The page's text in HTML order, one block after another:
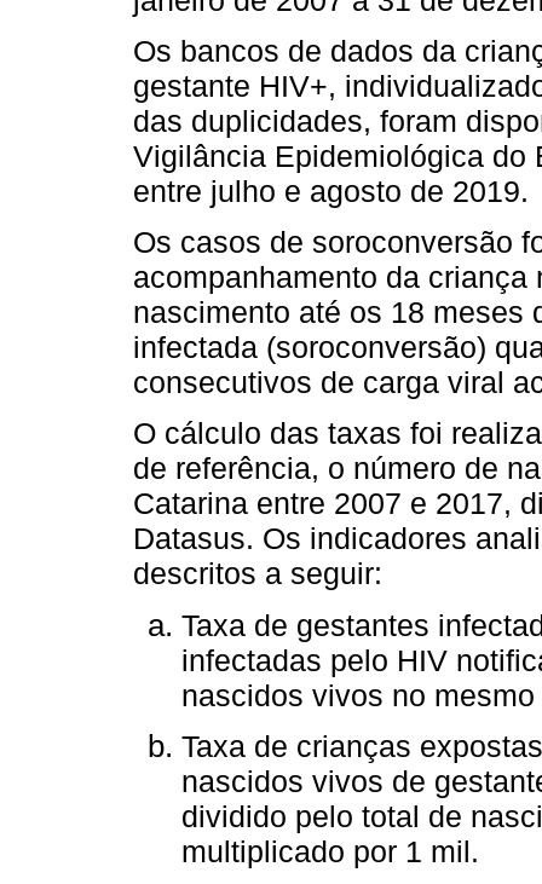
Os bancos de dados da
gestante HIV+,
das duplicidades, foram
Vigilância Epidemiológica do
entre julho e agosto de 2019.
Os casos de soroconversão
acompanhamento da
nascimento até os 18 meses
infectada (soroconversão)
consecutivos de carga viral
O cálculo das taxas foi
de referência, o número de
Catarina entre 2007 e 2017,
Datasus. Os indicadores
descritos a seguir:
Taxa de gestantes
infectadas pelo HIV
nascidos vivos no
Taxa de crianças
nascidos vivos de
dividido pelo total de
multiplicado por 1 mil.